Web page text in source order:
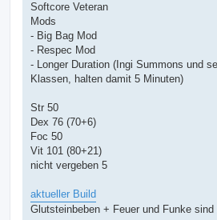
Softcore Veteran
Mods
- Big Bag Mod
- Respec Mod
- Longer Duration (Ingi Summons und
Klassen, halten damit 5 Minuten)
Str 50
Dex 76 (70+6)
Foc 50
Vit 101 (80+21)
nicht vergeben 5
aktueller Build
Glutsteinbeben + Feuer und Funke